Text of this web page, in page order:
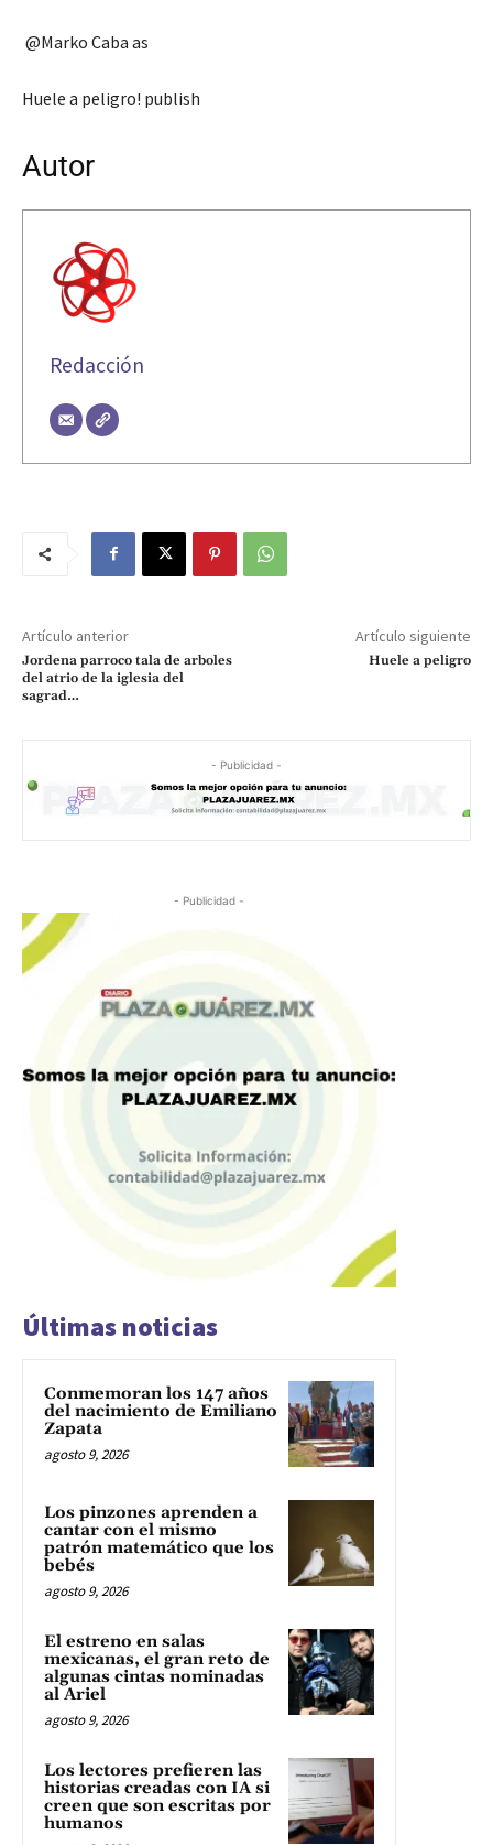
@Marko Caba as
Huele a peligro! publish
Autor
Redacción
Artículo anterior
Jordena parroco tala de arboles
del atrio de la iglesia del
sagrad…
Artículo siguiente
Huele a peligro
- Publicidad -
- Publicidad -
Últimas noticias
Conmemoran los 147 años
del nacimiento de Emiliano
Zapata
agosto 9, 2026
Los pinzones aprenden a
cantar con el mismo
patrón matemático que los
bebés
agosto 9, 2026
El estreno en salas
mexicanas, el gran reto de
algunas cintas nominadas
al Ariel
agosto 9, 2026
Los lectores prefieren las
historias creadas con IA si
creen que son escritas por
humanos